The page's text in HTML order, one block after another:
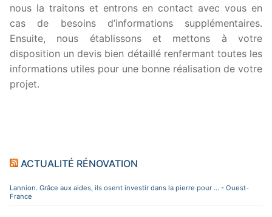
nous la traitons et entrons en contact avec vous en
cas de besoins d’informations supplémentaires.
Ensuite, nous établissons et mettons à votre
disposition un devis bien détaillé renfermant toutes les
informations utiles pour une bonne réalisation de votre
projet.
ACTUALITÉ RÉNOVATION
Lannion. Grâce aux aides, ils osent investir dans la pierre pour ... - Ouest-
France